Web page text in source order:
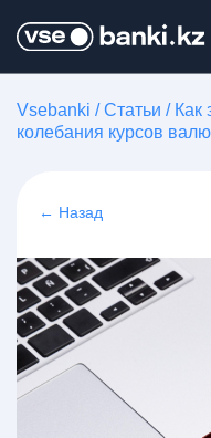
Vsebanki /Статьи / Как
колебания курсов
← Назад